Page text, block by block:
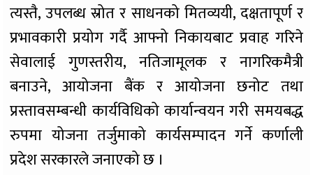
त्यस्तै, उपलब्ध स्रोत र साधनको मितव्ययी, दक्षतापूर्ण र
प्रभावकारी प्रयोग गर्दै आफ्नो निकायबाट प्रवाह गरिने
सेवालाई गुणस्तरीय, नतिजामूलक र नागरिकमैत्री
बनाउने, आयोजना बैंक र आयोजना छनोट तथा
प्रस्तावसम्बन्धी कार्यविधिको कार्यान्वयन गरी समयबद्ध
रुपमा योजना तर्जुमाको कार्यसम्पादन गर्ने कर्णाली
प्रदेश सरकारले जनाएको छ ।